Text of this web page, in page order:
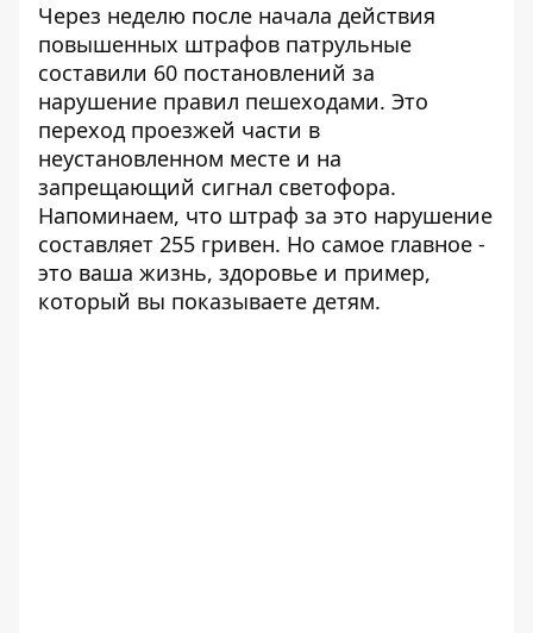
Через неделю после начала действия
повышенных штрафов патрульные
составили 60 постановлений за
нарушение правил пешеходами. Это
переход проезжей части в
неустановленном месте и на
запрещающий сигнал светофора.
Напоминаем, что штраф за это нарушение
составляет 255 гривен. Но самое главное -
это ваша жизнь, здоровье и пример,
который вы показываете детям.